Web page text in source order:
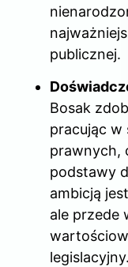
publicznej.
Bosak
pracując w
prawnych,
podstawy
ambicją
ale przede